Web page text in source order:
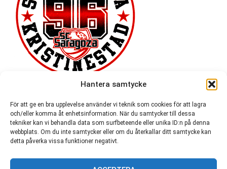
Hantera samtycke
För att ge en bra upplevelse använder vi teknik som cookies för att lagra
och/eller komma åt enhetsinformation. När du samtycker till dessa
tekniker kan vi behandla data som surfbeteende eller unika ID:n på denna
webbplats. Om du inte samtycker eller om du återkallar ditt samtycke kan
detta påverka vissa funktioner negativt.